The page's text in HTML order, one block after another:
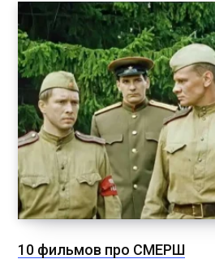
10 фильмов про СМЕРШ